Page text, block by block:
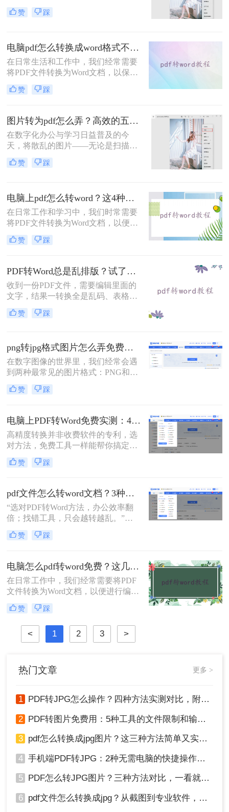
么画质糊到‘亲妈不认’。”那么电脑图
片怎么转换pdf文件格式呢？作为深耕
实有效的方法，覆盖不同场景需求，
看完直接解决你的“转格式焦虑”！
赞 踩
电脑pdf怎么转换成word格式不变？分享4种方法轻松实现！
在日常生活和工作中，我们经常需要
将PDF文件转换为Word文档，以保留
原始格式并方便编辑。然而，很多转
换工具在转换过程中往往无法完全保
Word文档格式混乱。那么电脑pdf怎
么转换成word格式不变呢？为了解决
这一问题，本文将介绍四种实用的方
法，帮助你在电脑上将PDF转换为
Word，同时保持格式不变。
赞 踩
图片转为pdf怎么弄？高效的五大方法详解！
在数字化办公与学习日益普及的今
天，将散乱的图片——无论是扫描的
文档、手机拍摄的笔记，还是珍贵的
照片——整合成一个统一的PDF文
定、易于传输和打印的优点，成为了
文档分发的标准格式。然而，面对网
络上琳琅满目的工具和方法，许多人
弄呢？
赞 踩
电脑上pdf怎么转word？这4种转换方法快来看！
在日常工作和学习中，我们时常需要
将PDF文件转换为Word文档，以便于
编辑和分享。PDF格式因其在不同设
备上保持一致性的优势而广受欢迎，
文档内容时感到不便。那么电脑上pdf
怎么转word呢？本文将详细介绍几种
将电脑上的PDF文件转换为Word文档
的方法，帮助你轻松完成转换。
赞 踩
PDF转Word总是乱排版？试了好几个办法，这几个真的能用！
收到一份PDF文件，需要编辑里面的
文字，结果一转换全是乱码、表格错
位、图片跑偏——这种糟心事估计不
少人都遇到过。其实pdf怎么转换成
的PDF是什么类型、要转几个文件、
对排版要求高不高。本文就按不同场
景，把我自己实际用过、觉得靠谱的
转、批量处理、以及对排版要求高时
了。
赞 踩
png转jpg格式图片怎么弄免费？2025最新方法详解！
在数字图像的世界里，我们经常会遇
到两种最常见的图片格式：PNG和
JPG。PNG以其无损压缩和支持透明
背景的特性，深受设计师和需要高保
效的压缩能力，在保证可接受画质的
前提下，将文件体积大幅缩小，成为
网页发布、社交媒体分享和日常存储
的首选。因此，将PNG转换为JPG的
需求变得十分普遍——或许是为了减
小文件体积以便更快地上传和加载，
明特性。
赞 踩
电脑上PDF转Word免费实测：4个方案的转换效果和注意事项！
高精度转换并非收费软件的专利，选
对方法，免费工具一样能帮你搞定复
杂排版。“免费的工具转换效果肯定
很差吧？”这是我作为办公软件测评
处理pdf转word时，往往陷入“收费软
件太贵，免费工具怕坑”的两难境
地。那么电脑上怎么把pdf转成word免
费呢？
赞 踩
pdf文件怎么转word文档？3种常用方法详解，精准转换不返工！
“选对PDF转Word方法，办公效率翻
倍；找错工具，只会越转越乱。”在
职场办公与自媒体创作场景中，PDF
转Word是高频需求——可能是修改项
报告里的核心观点。但不少人都踩过
坑：转换后格式错乱、表格错位，甚
至文字丢失，原本想省时间，结果反
而花更多精力返工
赞 踩
电脑怎么pdf转word免费？这几个转换方法快来看看！
在日常工作中，我们经常需要将PDF
文件转换为Word文档，以便进行编辑
或进一步处理。虽然市面上有许多专
业的软件和服务可以实现这一转换，
但并不是所有的工具都免费且易于使
用。那么电脑怎么pdf转word免费呢？
本文将介绍三种在电脑上免费将PDF
赞 踩
< 1 2 3 >
热门文章 更多 >
1 PDF转JPG怎么操作？四种方法实测对比，附各场景最优选！
2 PDF转图片免费用：5种工具的文件限制和输出质量对比！
3 pdf怎么转换成jpg图片？这三种方法简单又实用！
4 手机端PDF转JPG：2种无需电脑的快捷操作流程！
5 PDF怎么转JPG图片？三种方法对比，一看就懂！
6 pdf文件怎么转换成jpg？从截图到专业软件，一篇讲清楚！